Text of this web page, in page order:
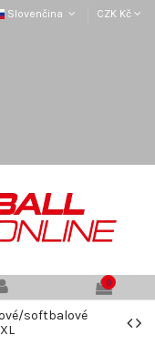
Slovenčina CZK Kč
0
softbalové